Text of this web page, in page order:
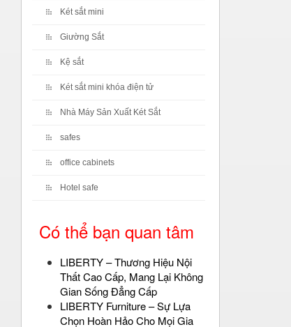
Két sắt mini
Giường Sắt
Kệ sắt
Két sắt mini khóa điện tử
Nhà Máy Sản Xuất Két Sắt
safes
office cabinets
Hotel safe
Có thể bạn quan tâm
LIBERTY – Thương Hiệu Nội
Thất Cao Cấp, Mang Lại Không
Gian Sống Đẳng Cấp
LIBERTY Furniture – Sự Lựa
Chọn Hoàn Hảo Cho Mọi Gia